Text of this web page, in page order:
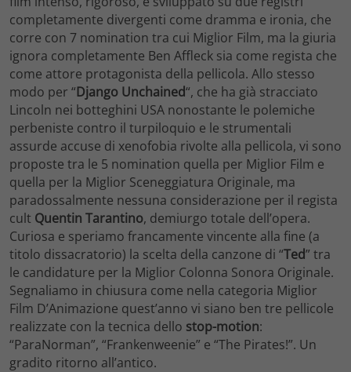
completamente divergenti come dramma e ironia, che
corre con 7 nomination tra cui Miglior Film, ma la giuria
ignora completamente Ben Affleck sia come regista che
come attore protagonista della pellicola. Allo stesso
modo per “Django Unchained“, che ha già stracciato
Lincoln nei botteghini USA nonostante le polemiche
perbeniste contro il turpiloquio e le strumentali
assurde accuse di xenofobia rivolte alla pellicola, vi sono
proposte tra le 5 nomination quella per Miglior Film e
quella per la Miglior Sceneggiatura Originale, ma
paradossalmente nessuna considerazione per il regista
cult Quentin Tarantino, demiurgo totale dell’opera.
Curiosa e speriamo francamente vincente alla fine (a
titolo dissacratorio) la scelta della canzone di “Ted” tra
le candidature per la Miglior Colonna Sonora Originale.
Segnaliamo in chiusura come nella categoria Miglior
Film D’Animazione quest’anno vi siano ben tre pellicole
realizzate con la tecnica dello stop-motion:
“ParaNorman”, “Frankenweenie” e “The Pirates!”. Un
gradito ritorno all’antico.